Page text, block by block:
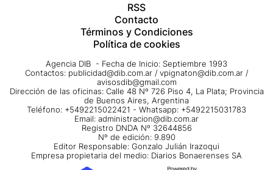
RSS
Contacto
Términos y Condiciones
Política de cookies
Agencia DIB - Fecha de Inicio: Septiembre 1993
Contactos: publicidad@dib.com.ar / vpignaton@dib.com.ar /
avisosdib@gmail.com
Dirección de las oficinas: Calle 48 Nº 726 Piso 4, La Plata; Provincia
de Buenos Aires, Argentina
Teléfono: +5492215022421 - Whatsapp: +5492215031783
Email: administracion@dib.com.ar
Registro DNDA Nº 32644856
Nº de edición: 9.890
Editor Responsable: Gonzalo Julián Irazoqui
Empresa propietaria del medio: Diarios Bonaerenses SA